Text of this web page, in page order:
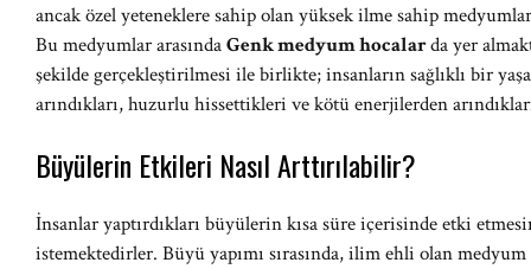
ancak özel yeteneklere sahip olan yüksek ilme sahip
Bu medyumlar arasındaGenk medyum hocalarda yer
şekilde gerçekleştirilmesi ile birlikte; insanların sağlıklı bir
arındıkları, huzurlu hissettikleri ve kötü enerjilerden
Büyülerin Etkileri Nasıl Arttırılabilir?
İnsanlar yaptırdıkları büyülerin kısa süre içerisinde etki
istemektedirler. Büyü yapımı sırasında, ilim ehli olan